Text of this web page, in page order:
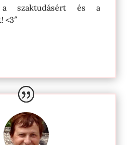
a szaktudásért és a
<3″